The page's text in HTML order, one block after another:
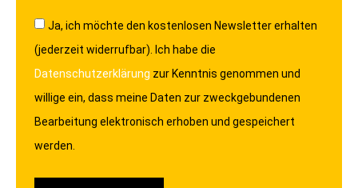
Ja, ich möchte den kostenlosen Newsletter erhalten
(jederzeit widerrufbar). Ich habe die
Datenschutzerklärung zur Kenntnis genommen und
willige ein, dass meine Daten zur zweckgebundenen
Bearbeitung elektronisch erhoben und gespeichert
werden.